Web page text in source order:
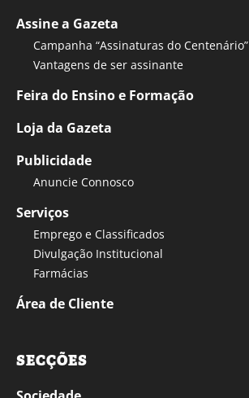
Assine a Gazeta
Campanha “Assinaturas do Centenário”
Vantagens de ser assinante
Feira do Ensino e Formação
Loja da Gazeta
Publicidade
Anuncie Connosco
Serviços
Emprego e Classificados
Divulgação Institucional
Farmácias
Área de Cliente
SECÇÕES